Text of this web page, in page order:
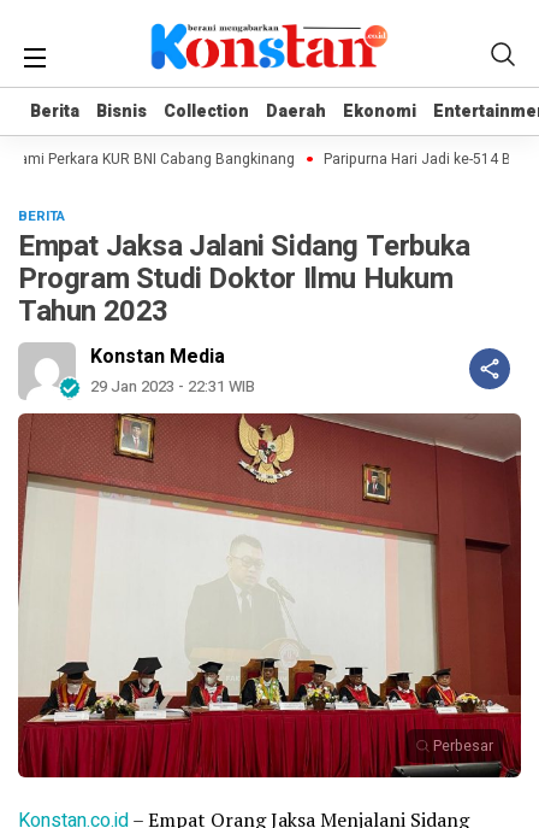
Berita Bisnis Collection Daerah Ekonomi
Berita Bisnis Collection Daerah Ekonomi
Perkara KUR BNI Cabang Bangkinang Paripurna Hari Jadi ke-514
BERITA
Empat Jaksa Jalani Sidang Terbuka
Program Studi Doktor Ilmu Hukum
Tahun 2023
Konstan Media
29 Jan 2023 - 22:31 WIB
Perbesar
Konstan.co.id– Empat Orang Jaksa Menjalani Sidang